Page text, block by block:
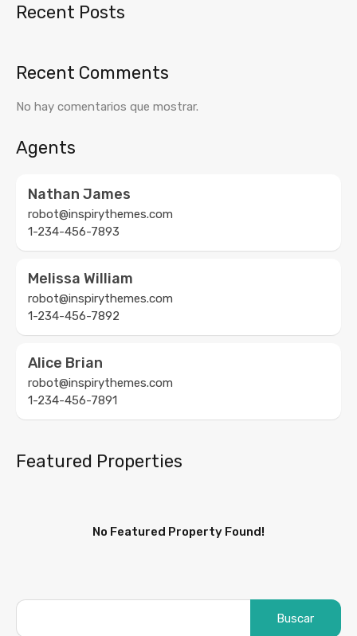
Recent Posts
Recent Comments
No hay comentarios que mostrar.
Agents
Nathan James
robot@inspirythemes.com
1-234-456-7893
Melissa William
robot@inspirythemes.com
1-234-456-7892
Alice Brian
robot@inspirythemes.com
1-234-456-7891
Featured Properties
No Featured Property Found!